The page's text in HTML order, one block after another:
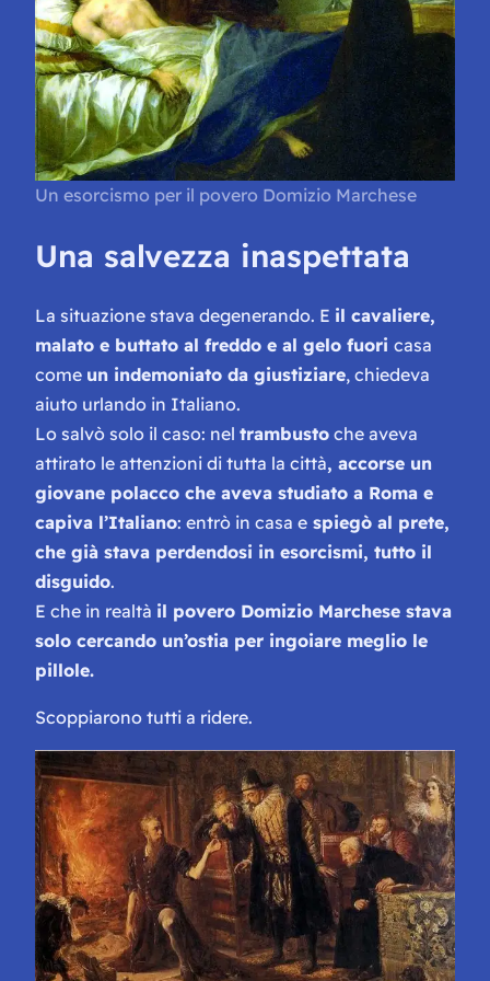
Un esorcismo per il povero Domizio Marchese
Una salvezza inaspettata
La situazione stava degenerando. E il cavaliere,
malato e buttato al freddo e al gelo fuori casa
come un indemoniato da giustiziare, chiedeva
aiuto urlando in Italiano.
Lo salvò solo il caso: nel trambusto che aveva
attirato le attenzioni di tutta la città, accorse un
giovane polacco che aveva studiato a Roma e
capiva l’Italiano: entrò in casa e spiegò al prete,
che già stava perdendosi in esorcismi, tutto il
disguido.
E che in realtà il povero Domizio Marchese stava
solo cercando un’ostia per ingoiare meglio le
pillole.
Scoppiarono tutti a ridere.